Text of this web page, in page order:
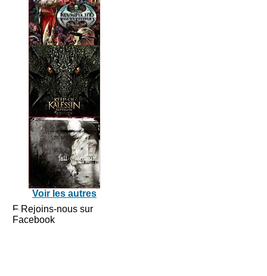
Voir les autres
Rejoins-nous sur
Facebook